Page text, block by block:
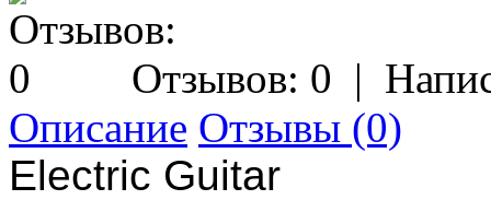
Отзывов: 0 |
Описание Отзывы (0)
Electric Guitar